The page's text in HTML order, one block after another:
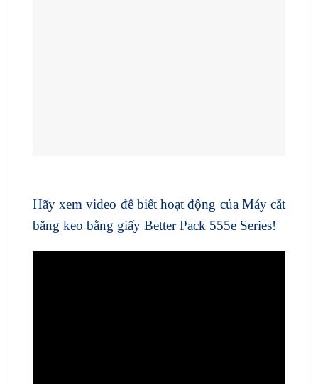
Hãy xem video để biết hoạt động của Máy cắt
băng keo bằng giấy Better Pack 555e Series!